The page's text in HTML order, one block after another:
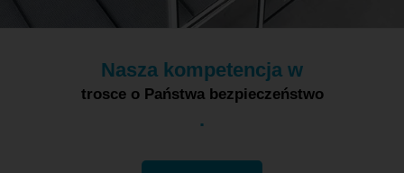
Nasza kompetencja w
trosce o Państwa bezpieczeństwo
.